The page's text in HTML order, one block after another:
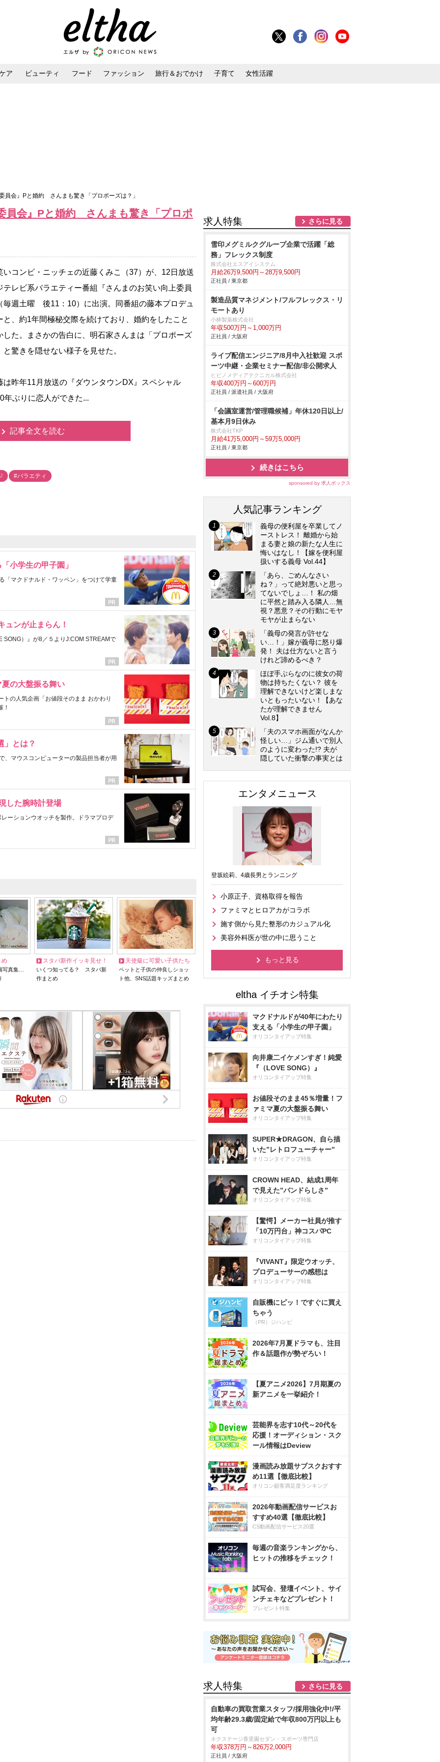
ア ビューティ フード ファッション 旅行＆おでかけ 子育て 女性活躍
員会』Pと婚約 さんまも驚き「プロポーズは？」
員会』Pと婚約 さんまも驚き「プロポ
コンビ・ニッチェの近藤くみこ（37）が、12日放送
テレビ系バラエティー番組『さんまのお笑い向上委員
毎週土曜 後11：10）に出演。同番組の藤本プロデュ
と、約1年間極秘交際を続けており、婚約をしたこと
した。まさかの告白に、明石家さんまは「プロポーズ
と驚きを隠せない様子を見せた。
昨年11月放送の『ダウンタウンDX』スペシャル
年ぶりに恋人ができた...
記事全文を読む
#バラエティ
小学生の甲子園」
「マクドナルド・ワッペン」をつけて学童
ュンが止まらん！
SONG）』が8／５よりJ:COM STREAMで
の大盤振る舞い
の人気企画「お値段そのまま おかわり
！
」とは？
、マウスコンピューターの製品担当者が用
した腕時計登場
ーションウオッチを製作。ドラマプロデ
め
写真集…
スタバ新作イッキ見せ！
いくつ知ってる？ スタバ新
作まとめ
天使級に可愛い子供たち
ペットと子供の仲良しショッ
ト他、SNS話題キッズまとめ
求人特集 さらに見る
雪印メグミルクグループ企業で活躍「総
務」フレックス制度
株式会社エスアイシステム
月給26万9,500円～28万9,500円
正社員 / 東京都
製造品質マネジメント/フルフレックス・リ
モートあり
小林製薬株式会社
年収500万円～1,000万円
正社員 / 大阪府
ライブ配信エンジニア/8月中入社歓迎 スポ
ーツ中継・企業セミナー配信/非公開求人
ヒビノメディアテクニカル株式会社
年収400万円～600万円
正社員 / 派遣社員 / 大阪府
「会議室運営/管理職候補」年休120日以上/
基本月9日休み
株式会社TKP
月給41万5,000円～59万5,000円
正社員 / 東京都
続きはこちら
sponsored by 求人ボックス
人気記事ランキング
義母の便利屋を卒業してノ
ーストレス！ 離婚から始
まる妻と娘の新たな人生に
悔いはなし！【嫁を便利屋
扱いする義母 Vol.44】
「あら、ごめんなさい
ね？」って絶対悪いと思っ
てないでしょ…！ 私の畑
に平然と踏み入る隣人…無
視？悪意？その行動にモヤ
モヤが止まらない
「義母の発言が許せな
い…！」嫁が義母に怒り爆
発！ 夫は仕方ないと言う
けれど諦めるべき？
ほぼ手ぶらなのに彼女の荷
物は持ちたくない？ 彼を
理解できないけど楽しまな
いともったいない！【あな
たが理解できません
Vol.8】
「夫のスマホ画面がなんか
怪しい…」ジム通いで別人
のように変わった!? 夫が
隠していた衝撃の事実とは
エンタメニュース
登坂絵莉、4歳長男とランニング
小原正子、資格取得を報告
ファミマとヒロアカがコラボ
施す側から見た整形のカジュアル化
美容外科医が世の中に思うこと
もっと見る
マクドナルドが40年にわたり
支える「小学生の甲子園」
オリコンタイアップ特集
向井康二イケメンすぎ！純愛
『（LOVE SONG）』
オリコンタイアップ特集
お値段そのまま45％増量！フ
ァミマ夏の大盤振る舞い
オリコンタイアップ特集
SUPER★DRAGON、自ら描
いた”レトロフューチャー”
オリコンタイアップ特集
CROWN HEAD、結成1周年
で見えた”バンドらしさ”
オリコンタイアップ特集
【驚愕】メーカー社員が推す
「10万円台」神コスパPC
オリコンタイアップ特集
『VIVANT』限定ウオッチ、
プロデューサーの感想は
オリコンタイアップ特集
自販機にピッ！ですぐに買え
ちゃう
（PR）ジハンピ
2026年7月夏ドラマも、注目
作＆話題作が勢ぞろい！
【夏アニメ2026】7月期夏の
新アニメを一挙紹介！
芸能界を志す10代～20代を
応援！オーディション・スク
ール情報はDeview
漫画読み放題サブスクおすす
め11選【徹底比較】
オリコン顧客満足度ランキング
2026年動画配信サービスお
すすめ40選【徹底比較】
CS動画配信サービス20選
毎週の音楽ランキングから、
ヒットの推移をチェック！
試写会、登壇イベント、サイ
ンチェキなどプレゼント！
プレゼント特集
求人特集 さらに見る
自動車の買取営業スタッフ/採用強化中!/平
均年齢29.3歳/固定給で年収800万円以上も
可
ネクステージ香里園セダン・スポーツ専門店
年収378万円～826万2,000円
正社員 / 大阪府